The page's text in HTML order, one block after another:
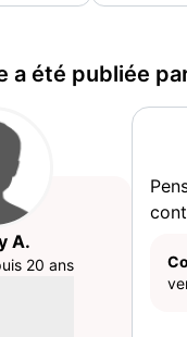
a été publiée
A.
20 ans